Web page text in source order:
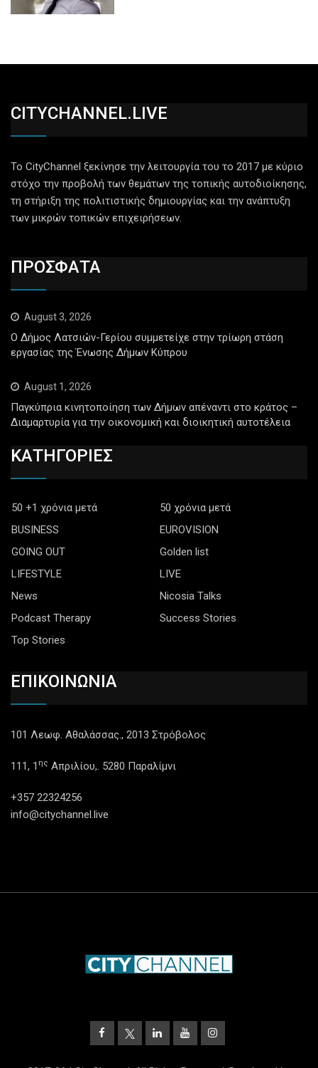
CITYCHANNEL.LIVE
Το CityChannel ξεκίνησε την λειτουργία του το 2017 με κύριο
στόχο την προβολή των θεμάτων της τοπικής αυτοδιοίκησης,
τη στήριξη της πολιτιστικής δημιουργίας και την ανάπτυξη
των μικρών τοπικών επιχειρήσεων.
ΠΡΟΣΦΑΤΑ
August 3, 2026
Ο Δήμος Λατσιών-Γερίου συμμετείχε στην τρίωρη στάση
εργασίας της Ένωσης Δήμων Κύπρου
August 1, 2026
Παγκύπρια κινητοποίηση των Δήμων απέναντι στο κράτος –
Διαμαρτυρία για την οικονομική και διοικητική αυτοτέλεια
ΚΑΤΗΓΟΡΙΕΣ
50 +1 χρόνια μετά
50 χρόνια μετά
BUSINESS
EUROVISION
GOING OUT
Golden list
LIFESTYLE
LIVE
News
Nicosia Talks
Podcast Therapy
Success Stories
Top Stories
ΕΠΙΚΟΙΝΩΝΙΑ
101 Λεωφ. Αθαλάσσας., 2013 Στρόβολος
111, 1 ης Απριλίου,. 5280 Παραλίμνι
+357 22324256
info@citychannel.live